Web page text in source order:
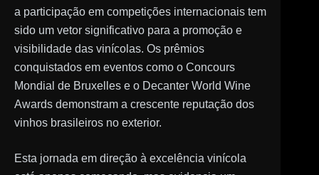
a participação em competições internacionais tem
sido um vetor significativo para a promoção e
visibilidade das vinícolas. Os prêmios
conquistados em eventos como o Concours
Mondial de Bruxelles e o Decanter World Wine
Awards demonstram a crescente reputação dos
vinhos brasileiros no exterior.
Esta jornada em direção à excelência vinícola